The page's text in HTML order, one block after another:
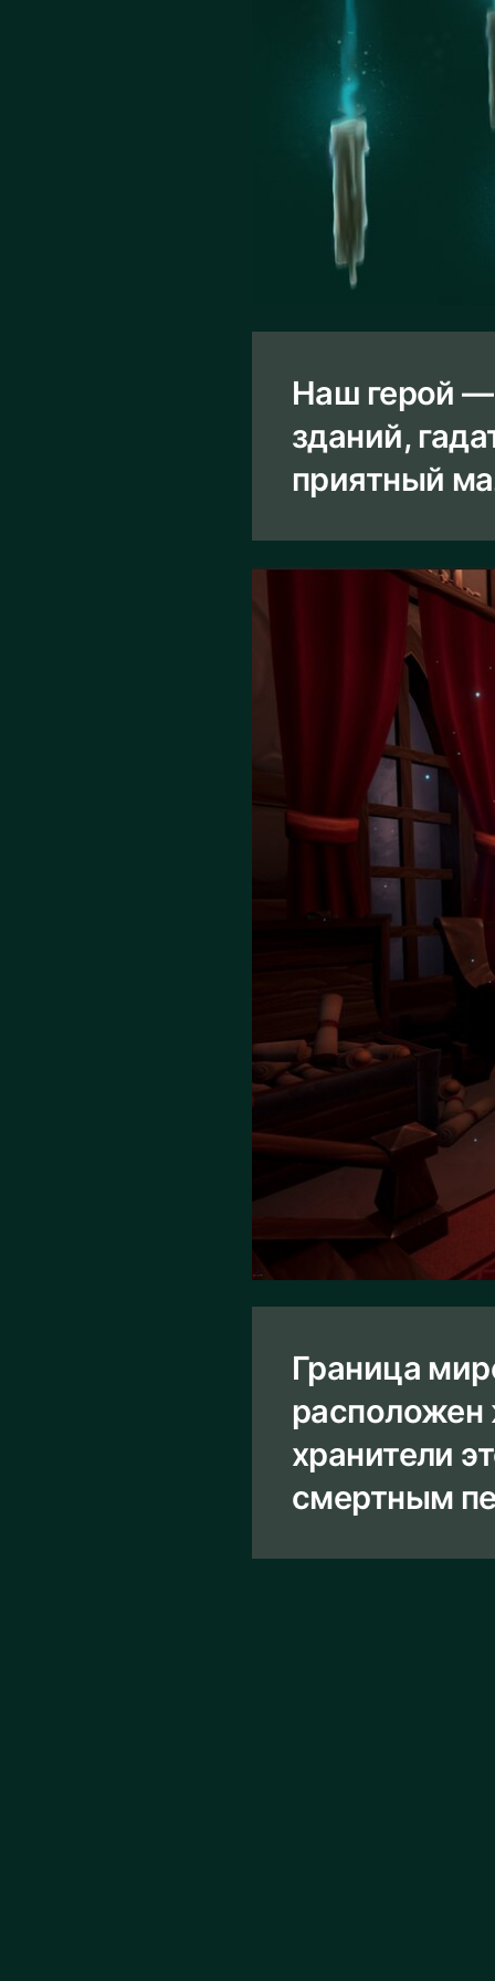
Наш герой —
зданий,
приятный
Граница
хранители
смертным